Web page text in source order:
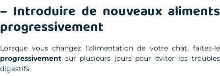
– Introduire de nouveaux aliments
progressivement
Lorsque vous changez l’alimentation de votre chat, faites-le
progressivement sur plusieurs jours pour éviter les troubles
digestifs.